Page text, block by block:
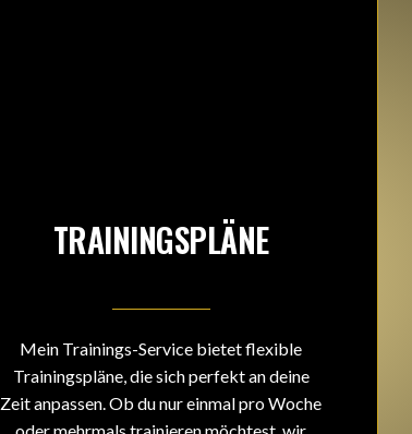
TRAININGSPLÄNE
Mein Trainings-Service bietet flexible
Trainingspläne, die sich perfekt an deine
Zeit anpassen. Ob du nur einmal pro Woche
oder mehrmals trainieren möchtest, wir